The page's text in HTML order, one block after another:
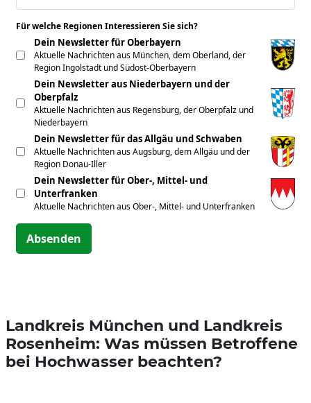
Für welche Regionen Interessieren Sie sich?
Dein Newsletter für Oberbayern
Aktuelle Nachrichten aus München, dem Oberland, der
Region Ingolstadt und Südost-Oberbayern
Dein Newsletter aus Niederbayern und der
Oberpfalz
Aktuelle Nachrichten aus Regensburg, der Oberpfalz und
Niederbayern
Dein Newsletter für das Allgäu und Schwaben
Aktuelle Nachrichten aus Augsburg, dem Allgäu und der
Region Donau-Iller
Dein Newsletter für Ober-, Mittel- und
Unterfranken
Aktuelle Nachrichten aus Ober-, Mittel- und Unterfranken
Absenden
Landkreis München und Landkreis
Rosenheim: Was müssen Betroffene
bei Hochwasser beachten?